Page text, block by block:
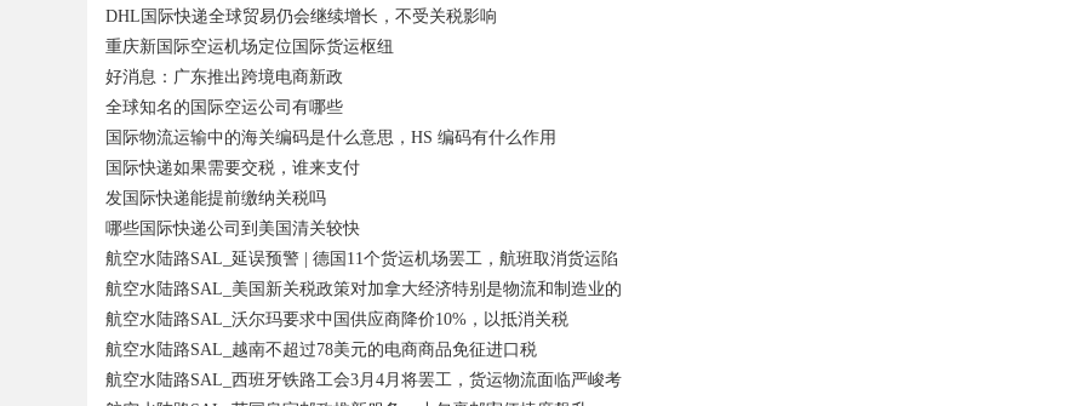
DHL国际快递全球贸易仍会继续增长，不受关税影响
重庆新国际空运机场定位国际货运枢纽
好消息：广东推出跨境电商新政
全球知名的国际空运公司有哪些
国际物流运输中的海关编码是什么意思，HS 编码有什么作用
国际快递如果需要交税，谁来支付
发国际快递能提前缴纳关税吗
哪些国际快递公司到美国清关较快
航空水陆路SAL_延误预警 | 德国11个货运机场罢工，航班取消货运陷
航空水陆路SAL_美国新关税政策对加拿大经济特别是物流和制造业的
航空水陆路SAL_沃尔玛要求中国供应商降价10%，以抵消关税
航空水陆路SAL_越南不超过78美元的电商商品免征进口税
航空水陆路SAL_西班牙铁路工会3月4月将罢工，货运物流面临严峻考